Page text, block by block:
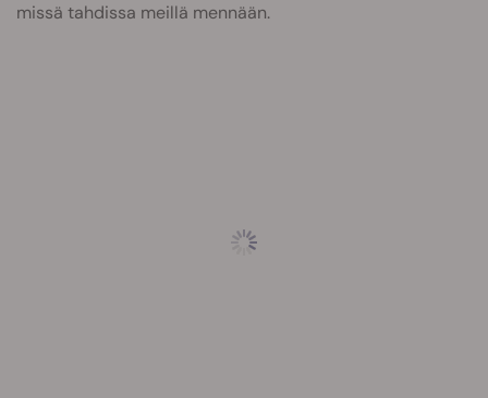
missä tahdissa meillä mennään.